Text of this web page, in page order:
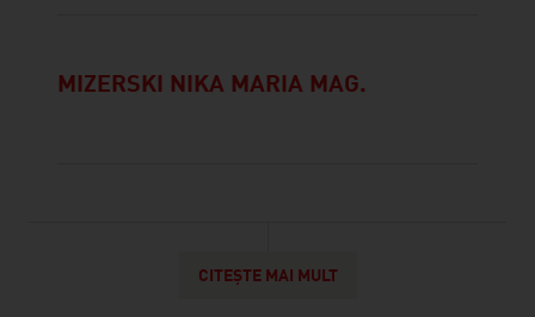
MIZERSKI NIKA MARIA MAG.
CITEȘTE MAI MULT